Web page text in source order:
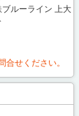
ルーライン 上大
せください。